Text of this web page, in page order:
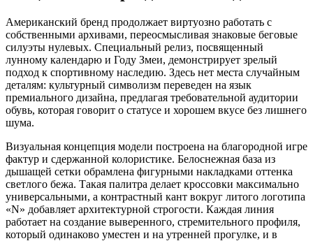
Американский бренд продолжает виртуозно работать с
собственными архивами, переосмысливая знаковые беговые
силуэты нулевых. Специальный релиз, посвященный
лунному календарю и Году Змеи, демонстрирует зрелый
подход к спортивному наследию. Здесь нет места случайным
деталям: культурный символизм переведен на язык
премиального дизайна, предлагая требовательной аудитории
обувь, которая говорит о статусе и хорошем вкусе без лишнего
шума.
Визуальная концепция модели построена на благородной игре
фактур и сдержанной колористике. Белоснежная база из
дышащей сетки обрамлена фигурными накладками оттенка
светлого бежа. Такая палитра делает кроссовки максимально
универсальными, а контрастный кант вокруг литого логотипа
«N» добавляет архитектурной строгости. Каждая линия
работает на создание выверенного, стремительного профиля,
который одинаково уместен и на утренней прогулке, и в